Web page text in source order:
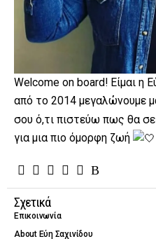
Welcome on board! Είμαι η
από το 2014 μεγαλώνουμε
σου ό,τι πιστεύω πως θα
για μια πιο όμορφη ζωή
Σχετικά
Επικοινωνία
About Εύη Σαχινίδου